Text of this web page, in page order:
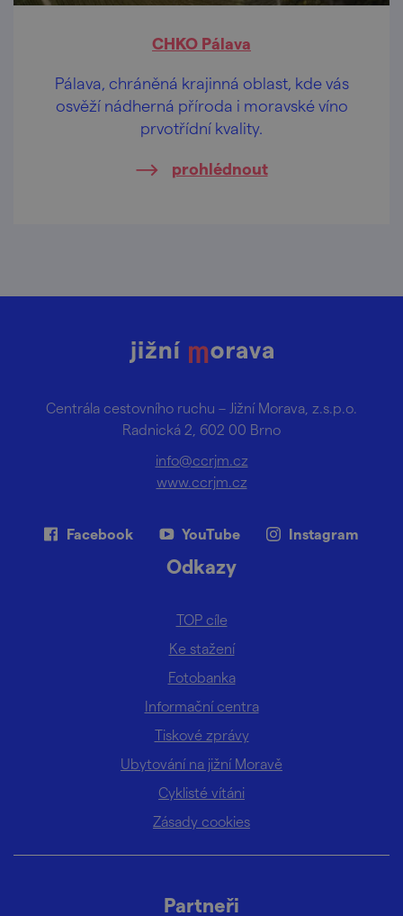
CHKO Pálava
Pálava, chráněná krajinná oblast, kde vás
osvěží nádherná příroda i moravské víno
prvotřídní kvality.
prohlédnout
Centrála cestovního ruchu – Jižní Morava, z.s.p.o.
Radnická 2, 602 00 Brno
info@ccrjm.cz
www.ccrjm.cz
Facebook YouTube Instagram
Odkazy
TOP cíle
Ke stažení
Fotobanka
Informační centra
Tiskové zprávy
Ubytování na jižní Moravě
Cyklisté vítáni
Zásady cookies
Partneři